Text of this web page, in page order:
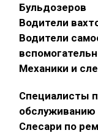
Бульдозеров
Водители
Водители
Механики и
Специалисты
обслуживанию
Слесари по